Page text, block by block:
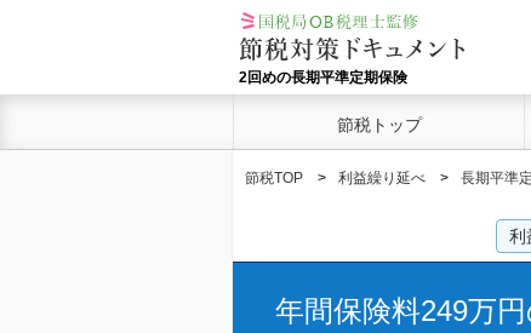
2回めの長期平準定期保険
節税トップ
節税TOP 利益繰り延べ 長期平準
利
年間保険料249万